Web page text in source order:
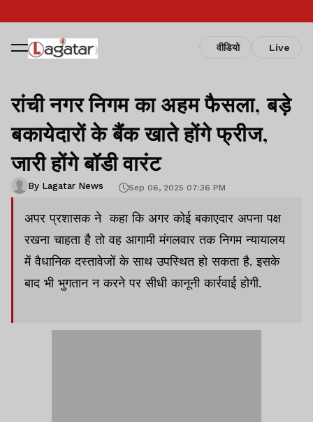
वीडियो Live
रांची नगर निगम का अहम फैसला, बड़े
बकायेदारों के बैंक खाते होंगे फ्रीज,
जारी होंगे बॉडी वारंट
By Lagatar News Sep 06, 2025 07:36 PM
अपर प्रशासक ने कहा कि अगर कोई बकाएदार अपना पक्ष
रखना चाहता है तो वह आगामी मंगलवार तक निगम न्यायालय
में वैधानिक दस्तावेजों के साथ उपस्थित हो सकता है. इसके
बाद भी भुगतान न करने पर सीधी कानूनी कार्रवाई होगी.